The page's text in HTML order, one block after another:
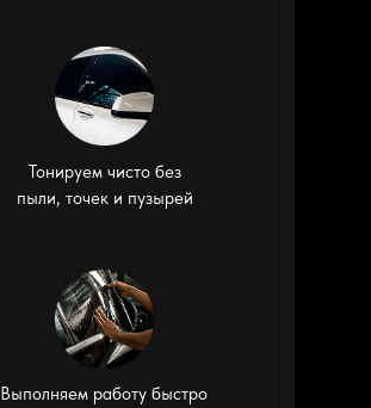
Тонируем чисто без
пыли, точек и пузырей
Выполняем работу быстро